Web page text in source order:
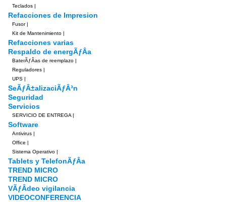
Teclados |
Refacciones de Impresion
Fusor|
Kit de Mantenimiento |
Refacciones varias
Respaldo de energÃƒÂ­a
BaterÃƒÂ­as de reemplazo |
Reguladores |
UPS |
SeÃƒÂ±alizaciÃƒÂ³n
Seguridad
Servicios
SERVICIO DE ENTREGA |
Software
Antivirus |
Office |
Sistema Operativo |
Tablets y TelefonÃƒÂ­a
TREND MICRO
TREND MICRO
VÃƒÂ­deo vigilancia
VIDEOCONFERENCIA